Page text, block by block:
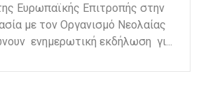
Ευρωπαϊκής Επιτροπής στην
με τον Οργανισμό Νεολαίας
ενημερωτική εκδήλωση γι...